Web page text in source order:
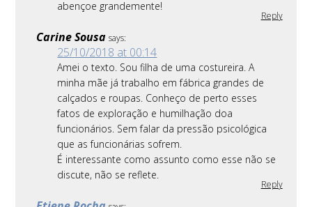
abençoe grandemente!
Reply
Carine Sousa says:
25/10/2018 at 00:14
Amei o texto. Sou filha de uma costureira. A
minha mãe já trabalho em fábrica grandes de
calçados e roupas. Conheço de perto esses
fatos de exploração e humilhação doa
funcionários. Sem falar da pressão psicológica
que as funcionárias sofrem.
É interessante como assunto como esse não se
discute, não se reflete.
Reply